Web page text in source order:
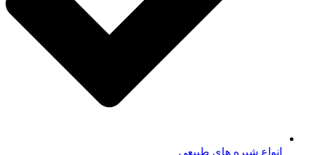
انواع شیره های طبیعی